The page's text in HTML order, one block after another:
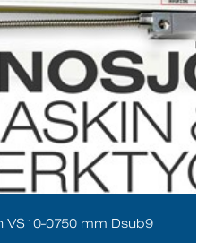
VS10-0750 mm Dsub9